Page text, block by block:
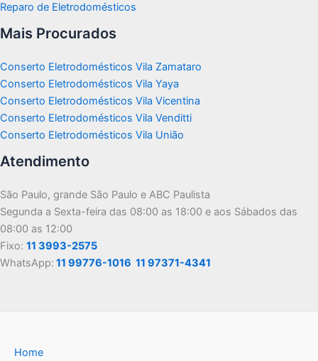
Reparo de Eletrodomésticos
Mais Procurados
Conserto Eletrodomésticos Vila Zamataro
Conserto Eletrodomésticos Vila Yaya
Conserto Eletrodomésticos Vila Vicentina
Conserto Eletrodomésticos Vila Venditti
Conserto Eletrodomésticos Vila União
Atendimento
São Paulo, grande São Paulo e ABC Paulista
Segunda a Sexta-feira das 08:00 as 18:00 e aos Sábados das
08:00 as 12:00
Fixo: 11 3993-2575
WhatsApp: 11 99776-1016 11 97371-4341
Home